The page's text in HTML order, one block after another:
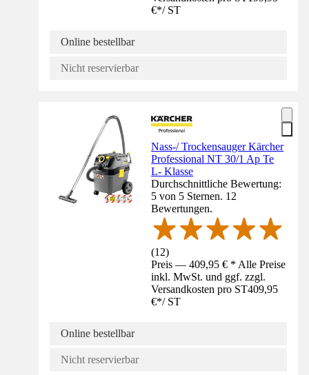
€*/ ST
Online bestellbar
Nicht reservierbar
Nass-/ Trockensauger Kärcher
Professional NT 30/1 Ap Te
L- Klasse
Durchschnittliche Bewertung:
5 von 5 Sternen. 12
Bewertungen.
(12)
Preis — 409,95 € * Alle Preise
inkl. MwSt. und ggf. zzgl.
Versandkosten pro ST409,95
€*/ ST
Online bestellbar
Nicht reservierbar